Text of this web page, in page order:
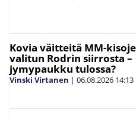
Kovia väitteitä MM-
valitun Rodrin siirrosta –
jymypaukku tulossa?
Vinski Virtanen | 06.08.2026 14:13